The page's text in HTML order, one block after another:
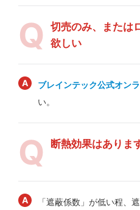
切売のみ、または
欲しい
ブレインテック公式オン
い。
断熱効果はありま
「遮蔽係数」が低い程、